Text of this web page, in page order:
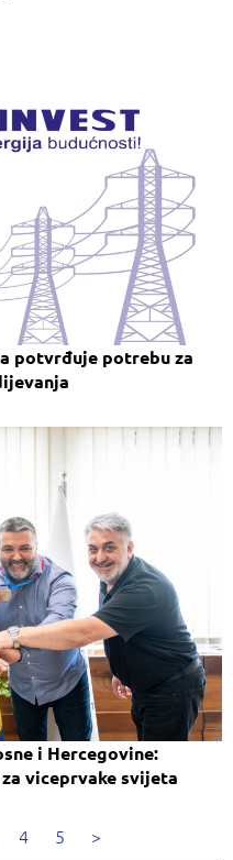
potvrđuje potrebu za
i Hercegovine:
viceprvake svijeta
4 5 >